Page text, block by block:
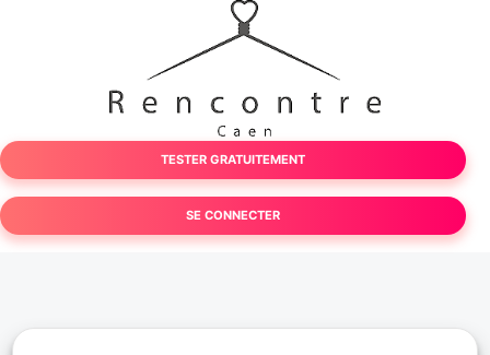
TESTER GRATUITEMENT
SE CONNECTER